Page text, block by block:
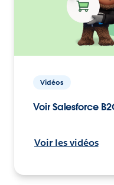
Vidéos
Voir Salesforce
Voir les vidéos